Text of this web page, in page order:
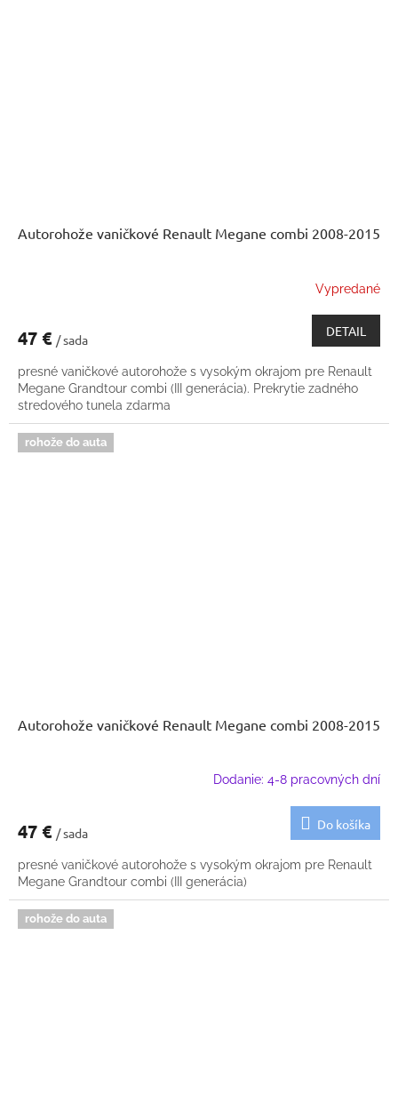
Autorohože vaničkové Renault Megane combi 2008-2015
Vypredané
47 € / sada
DETAIL
presné vaničkové autorohože s vysokým okrajom pre Renault
Megane Grandtour combi (III generácia). Prekrytie zadného
stredového tunela zdarma
rohože do auta
Autorohože vaničkové Renault Megane combi 2008-2015
Dodanie: 4-8 pracovných dní
47 € / sada
Do košíka
presné vaničkové autorohože s vysokým okrajom pre Renault
Megane Grandtour combi (III generácia)
rohože do auta